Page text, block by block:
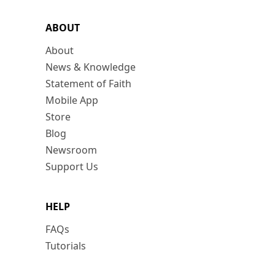
ABOUT
About
News & Knowledge
Statement of Faith
Mobile App
Store
Blog
Newsroom
Support Us
HELP
FAQs
Tutorials